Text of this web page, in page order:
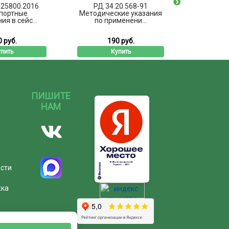
в сейс...
руб.
РД 34.20.568-91
Методические указания
по применени...
190 руб.
Купить
ПИШИТЕ
НАМ